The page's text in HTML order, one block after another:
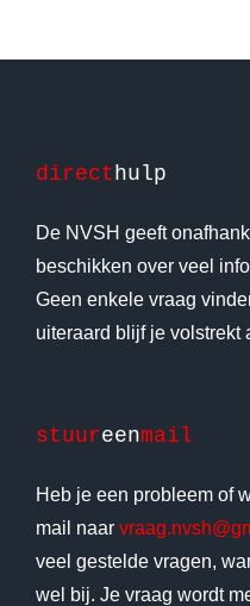
directhulp
De NVSH geeft
beschikken over veel
Geen enkele vraag
uiteraard blijf je volstrekt
stuureenmail
Heb je een probleem of
mail naar
veel gestelde vragen,
wel bij. Je vraag wordt